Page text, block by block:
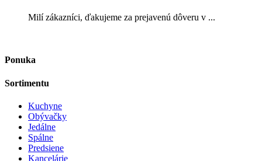
Milí zákazníci, ďakujeme za prejavenú dôveru v ...
Ponuka
Sortimentu
Kuchyne
Obývačky
Jedálne
Spálne
Predsiene
Kancelárie